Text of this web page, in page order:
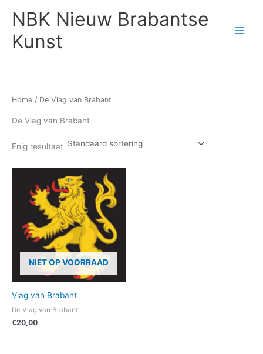
naar
inhoud
NBK Nieuw Brabantse
Kunst
Home / De Vlag van Brabant
De Vlag van Brabant
Enig resultaat
NIET OP VOORRAAD
Vlag van Brabant
De Vlag van Brabant
€20,00